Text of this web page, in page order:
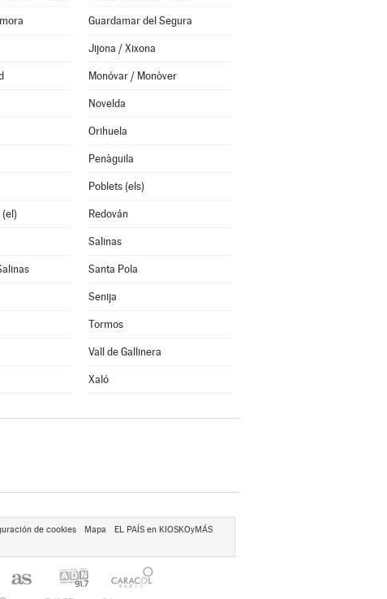
Guardamar del Segura
Jijona / Xixona
Monóvar / Monòver
Novelda
Orihuela
Penàguila
Poblets (els)
(el) Redován
Salinas
Santa Pola
Senija
Tormos
Vall de Gallinera
Xaló
de cookies Mapa
EL PAÍS en KIOSKOyMÁS